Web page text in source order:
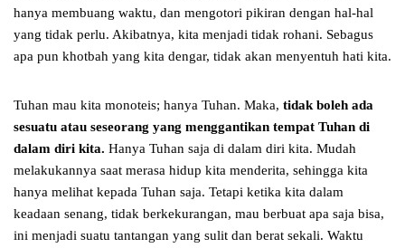
hanya membuang waktu, dan mengotori pikiran dengan hal-hal
yang tidak perlu. Akibatnya, kita menjadi tidak rohani. Sebagus
apa pun khotbah yang kita dengar, tidak akan menyentuh hati kita.
Tuhan mau kita monoteis; hanya Tuhan. Maka, tidak boleh ada
sesuatu atau seseorang yang menggantikan tempat Tuhan di
dalam diri kita. Hanya Tuhan saja di dalam diri kita. Mudah
melakukannya saat merasa hidup kita menderita, sehingga kita
hanya melihat kepada Tuhan saja. Tetapi ketika kita dalam
keadaan senang, tidak berkekurangan, mau berbuat apa saja bisa,
ini menjadi suatu tantangan yang sulit dan berat sekali. Waktu